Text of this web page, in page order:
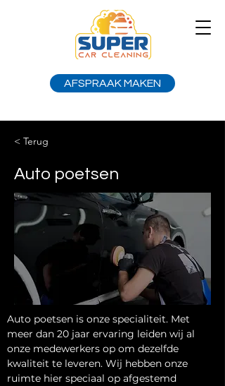
AFSPRAAK MAKEN
< Terug
Auto poetsen
Auto poetsen is onze specialiteit. Met
meer dan 20 jaar ervaring leiden wij al
onze medewerkers op om dezelfde
kwaliteit te leveren. Wij hebben onze
ruimte hier speciaal op afgestemd